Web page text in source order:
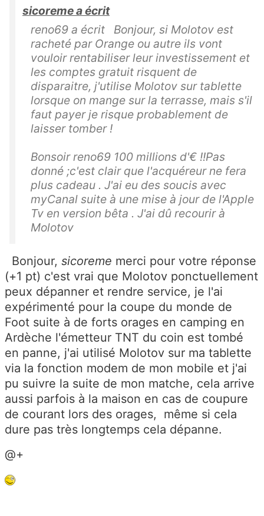
sicoreme a écrit
reno69 a écrit Bonjour, si Molotov est
racheté par Orange ou autre ils vont
vouloir rentabiliser leur investissement et
les comptes gratuit risquent de
disparaitre, j'utilise Molotov sur tablette
lorsque on mange sur la terrasse, mais s'il
faut payer je risque probablement de
laisser tomber !
Bonsoir reno69 100 millions d'€ !!Pas
donné ;c'est clair que l'acquéreur ne fera
plus cadeau . J'ai eu des soucis avec
myCanal suite à une mise à jour de l'Apple
Tv en version bêta . J'ai dû recourir à
Molotov
Bonjour, sicoreme merci pour votre réponse
(+1 pt) c'est vrai que Molotov ponctuellement
peux dépanner et rendre service, je l'ai
expérimenté pour la coupe du monde de
Foot suite à de forts orages en camping en
Ardèche l'émetteur TNT du coin est tombé
en panne, j'ai utilisé Molotov sur ma tablette
via la fonction modem de mon mobile et j'ai
pu suivre la suite de mon matche, cela arrive
aussi parfois à la maison en cas de coupure
de courant lors des orages, même si cela
dure pas très longtemps cela dépanne.
@+